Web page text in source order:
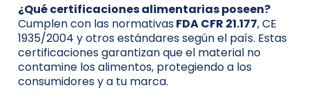
¿Qué certificaciones alimentarias poseen?
Cumplen con las normativasFDA CFR 21.177, CE
1935/2004 y otros estándares según el país. Estas
certificaciones garantizan que el material no
contamine los alimentos, protegiendo a los
consumidores y a tu marca.